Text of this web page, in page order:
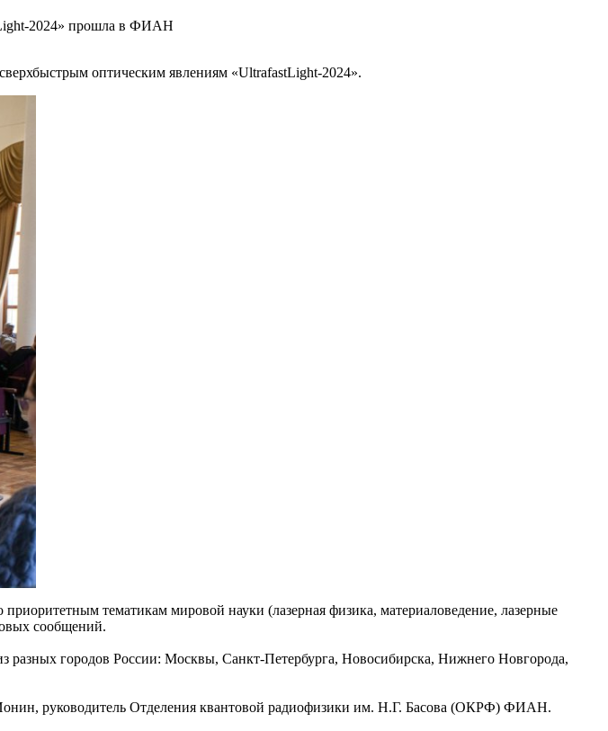
2024» прошла в ФИАН
оптическим явлениям «UltrafastLight-2024».
тематикам мировой науки (лазерная физика, материаловедение, лазерные
сообщений.
разных городов России: Москвы, Санкт-Петербурга, Новосибирска, Нижнего Новгорода,
руководитель Отделения квантовой радиофизики им. Н.Г. Басова (ОКРФ) ФИАН.